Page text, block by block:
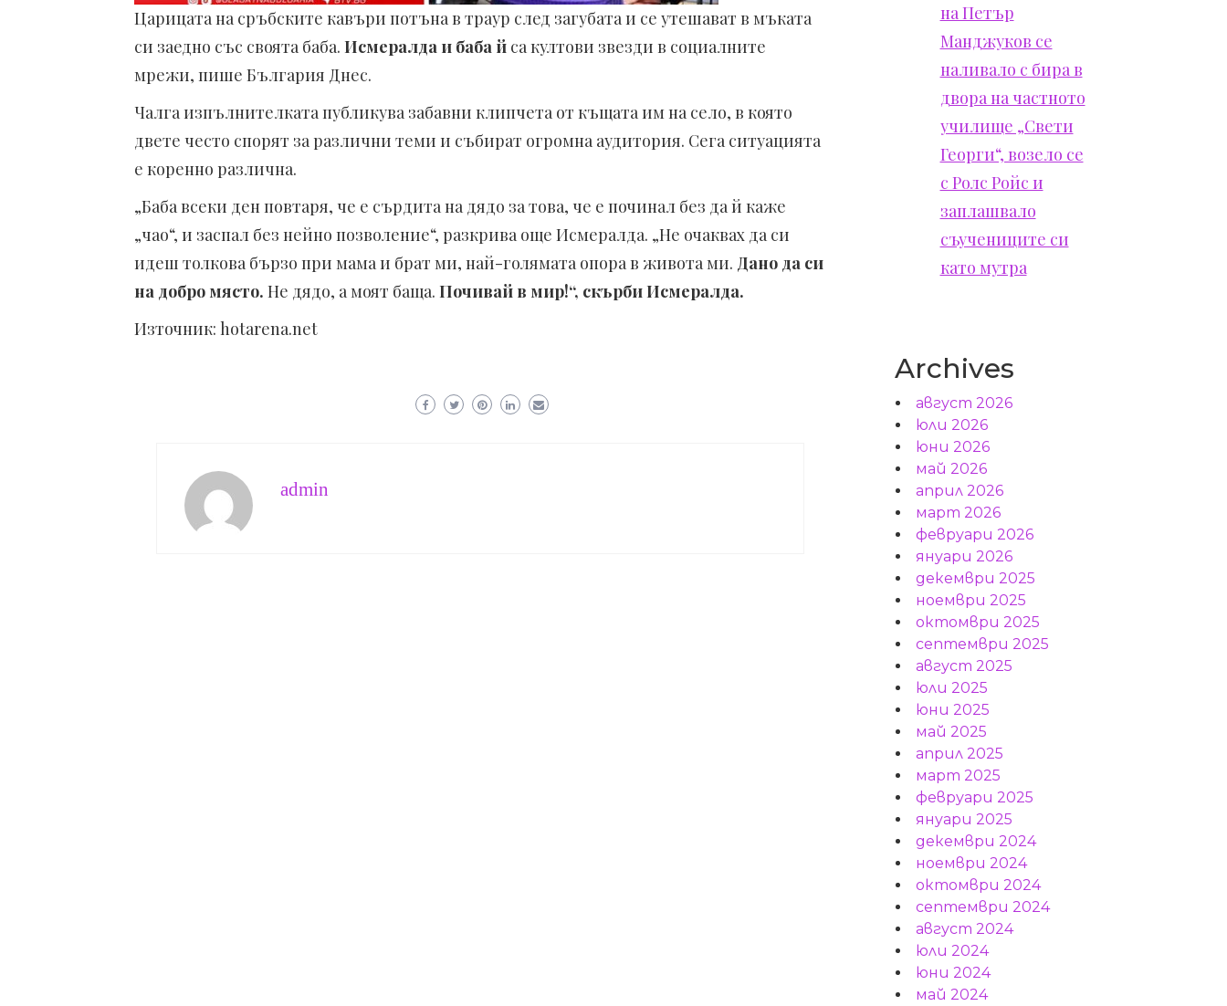
Царицата на сръбските кавъри потъна в траур след загубата и се утешават в мъката
си заедно със своята баба. Исмералда и баба й са култови звезди в социалните
мрежи, пише България Днес.
Чалга изпълнителката публикува забавни клипчета от къщата им на село, в която
двете често спорят за различни теми и събират огромна аудитория. Сега ситуацията
е коренно различна.
„Баба всеки ден повтаря, че е сърдита на дядо за това, че е починал без да й каже
„чао“, и заспал без нейно позволение“, разкрива още Исмералда. „Не очаквах да си
идеш толкова бързо при мама и брат ми, най-голямата опора в живота ми. Дано да си
на добро място. Не дядо, а моят баща. Почивай в мир!“, скърби Исмералда.
Източник: hotarena.net
admin
на Петър
Манджуков се
наливало с бира в
двора на частното
училище „Свети
Георги“, возело се
с Ролс Ройс и
заплашвало
съучениците си
като мутра
Archives
август 2026
юли 2026
юни 2026
май 2026
април 2026
март 2026
февруари 2026
януари 2026
декември 2025
ноември 2025
октомври 2025
септември 2025
август 2025
юли 2025
юни 2025
май 2025
април 2025
март 2025
февруари 2025
януари 2025
декември 2024
ноември 2024
октомври 2024
септември 2024
август 2024
юли 2024
юни 2024
май 2024